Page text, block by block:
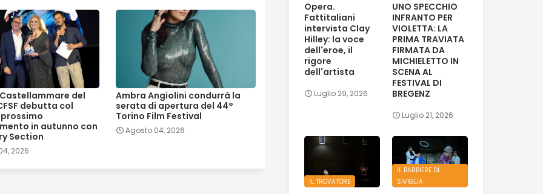
del
debutta col
in autunno con
Section
2026
Ambra Angiolini condurrà la
serata di apertura del 44°
Torino Film Festival
Agosto 04, 2026
Opera.
Fattitaliani
intervista Clay
Hilley: la voce
dell'eroe, il
rigore
dell'artista
Luglio 29, 2026
UNO SPECCHIO
INFRANTO PER
VIOLETTA: LA
PRIMA TRAVIATA
FIRMATA DA
MICHIELETTO IN
SCENA AL
FESTIVAL DI
BREGENZ
Luglio 21, 2026
IL TROVATORE
IL BARBIERE DI
SIVIGLIA